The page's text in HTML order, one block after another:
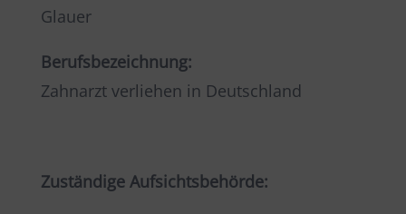
Glauer
Berufsbezeichnung:
Zahnarzt verliehen in Deutschland
Zuständige Aufsichtsbehörde: